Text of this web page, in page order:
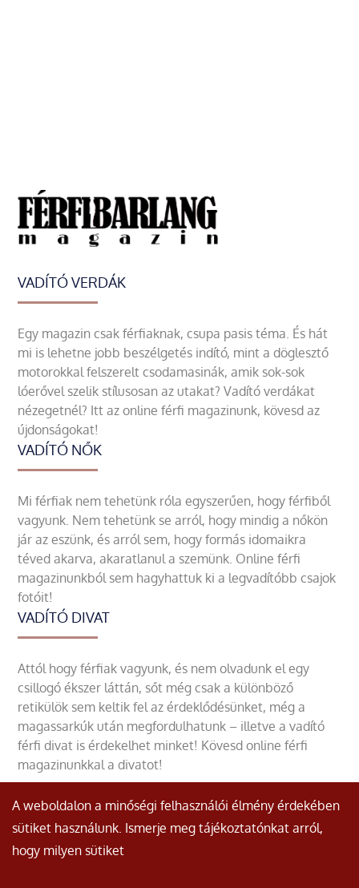
VADÍTÓ VERDÁK
Egy magazin csak férfiaknak, csupa pasis téma. És hát
mi is lehetne jobb beszélgetés indító, mint a döglesztő
motorokkal felszerelt csodamasinák, amik sok-sok
lóerővel szelik stílusosan az utakat? Vadító verdákat
nézegetnél? Itt az online férfi magazinunk, kövesd az
újdonságokat!
VADÍTÓ NŐK
Mi férfiak nem tehetünk róla egyszerűen, hogy férfiből
vagyunk. Nem tehetünk se arról, hogy mindig a nőkön
jár az eszünk, és arról sem, hogy formás idomaikra
téved akarva, akaratlanul a szemünk. Online férfi
magazinunkból sem hagyhattuk ki a legvadítóbb csajok
fotóit!
VADÍTÓ DIVAT
Attól hogy férfiak vagyunk, és nem olvadunk el egy
csillogó ékszer láttán, sőt még csak a különböző
retikülök sem keltik fel az érdeklődésünket, még a
magassarkúk után megfordulhatunk – illetve a vadító
férfi divat is érdekelhet minket! Kövesd online férfi
magazinunkkal a divatot!
© Minden jog fenntartva.
A weboldalon a minőségi felhasználói élmény érdekében
sütiket használunk. Ismerje meg tájékoztatónkat arról,
hogy milyen sütiket